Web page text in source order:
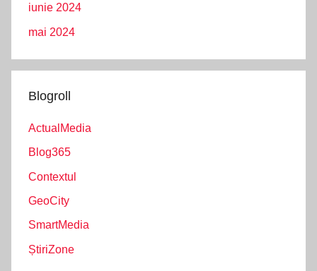
iunie 2024
mai 2024
Blogroll
ActualMedia
Blog365
Contextul
GeoCity
SmartMedia
ȘtiriZone